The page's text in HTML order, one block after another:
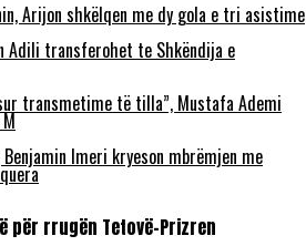
Arijon shkëlqen me dy gola e tri asistime
Adili transferohet te Shkëndija e
transmetime të tilla”, Mustafa Ademi
Imeri kryeson mbrëmjen me
për rrugën Tetovë-Prizren